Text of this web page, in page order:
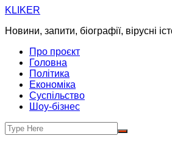
Skip
content
KLIKER
Новини, запити, біографії, вірусні
Про проєкт
Головна
Політика
Економіка
Суспільство
Шоу-бізнес